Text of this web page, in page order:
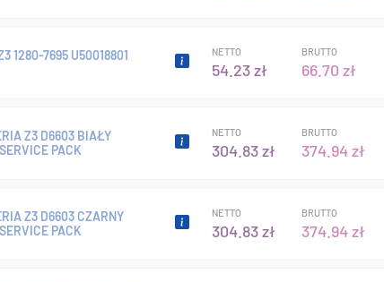
1280-7695 U50018801
NETTO
54.23 zł
BRUTTO
66.70 zł
Z3 D6603 BIAŁY
PACK
NETTO
304.83 zł
BRUTTO
374.94 zł
Z3 D6603 CZARNY
PACK
NETTO
304.83 zł
BRUTTO
374.94 zł